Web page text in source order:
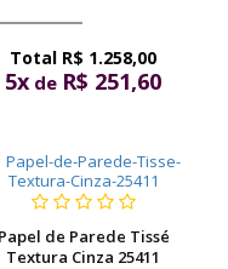
R$ 1.258,00
5x de R$ 251,60
Papel de Parede Tissé
Textura Cinza 25411